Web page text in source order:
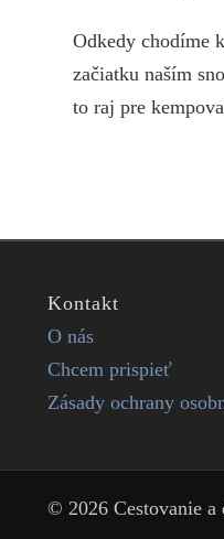
Odkedy chodíme
začiatku naším
to raj pre
Kontakt
O nás
Chcem prispieť
Zásady ochrany
© 2026 Cestovanie a